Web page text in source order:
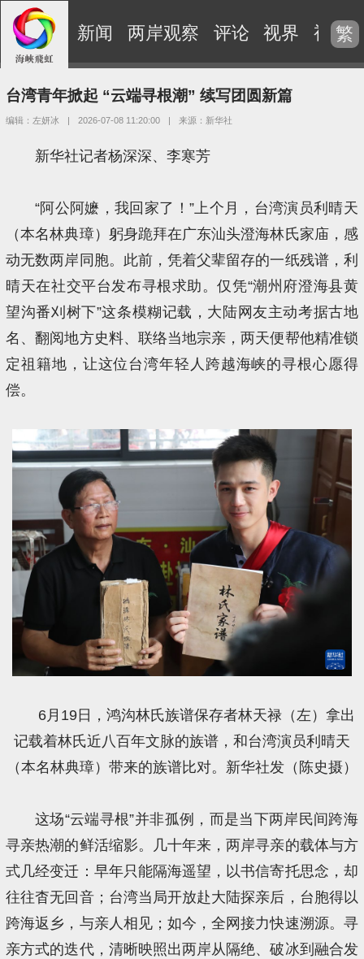
新闻 两岸观察 评论 视界 视频
繁
台湾青年掀起 “云端寻根潮” 续写团圆新篇
编辑：左妍冰 | 2026-07-08 11:20:00 | 来源：新华社
新华社记者杨深深、李寒芳
“阿公阿嬷，我回家了！”上个月，台湾演员利晴天
（本名林典璋）躬身跪拜在广东汕头澄海林氏家庙，感
动无数两岸同胞。此前，凭着父辈留存的一纸残谱，利
晴天在社交平台发布寻根求助。仅凭“潮州府澄海县黄
望沟番刈树下”这条模糊记载，大陆网友主动考据古地
名、翻阅地方史料、联络当地宗亲，两天便帮他精准锁
定祖籍地，让这位台湾年轻人跨越海峡的寻根心愿得
偿。
6月19日，鸿沟林氏族谱保存者林天禄（左）拿出
记载着林氏近八百年文脉的族谱，和台湾演员利晴天
（本名林典璋）带来的族谱比对。新华社发（陈史摄）
这场“云端寻根”并非孤例，而是当下两岸民间跨海
寻亲热潮的鲜活缩影。几十年来，两岸寻亲的载体与方
式几经变迁：早年只能隔海遥望，以书信寄托思念，却
往往杳无回音；台湾当局开放赴大陆探亲后，台胞得以
跨海返乡，与亲人相见；如今，全网接力快速溯源。寻
亲方式的迭代，清晰映照出两岸从隔绝、破冰到融合发